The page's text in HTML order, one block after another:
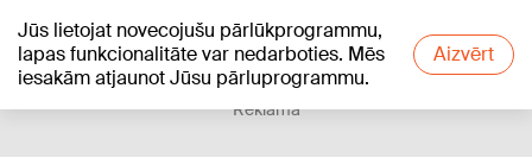
Jūs lietojat novecojušu pārlūkprogrammu,
lapas funkcionalitāte var nedarboties. Mēs
iesakām atjaunot Jūsu pārluprogrammu.
Aizvērt
+19°C
Reklāma